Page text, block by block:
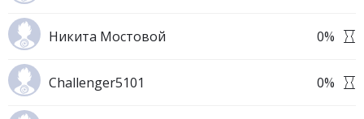
Никита Мостовой 0%
Challenger5101 0%